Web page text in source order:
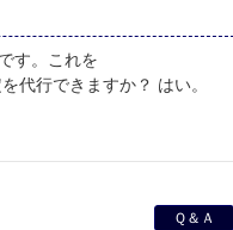
す。これを
代行できますか？ はい。
Ｑ＆Ａ